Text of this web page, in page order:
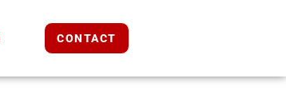
CONTACT